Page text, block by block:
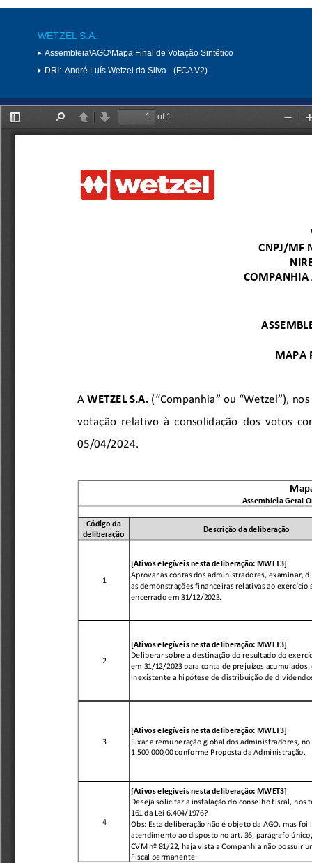
WETZEL S.A.
Assembleia\AGO\Mapa Final de Votação Sintético
DRI: André Luís Wetzel da Silva - (FCA V2)